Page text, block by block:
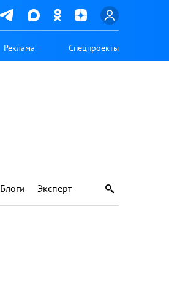
Реклама Спецпроекты
Блоги Эксперт